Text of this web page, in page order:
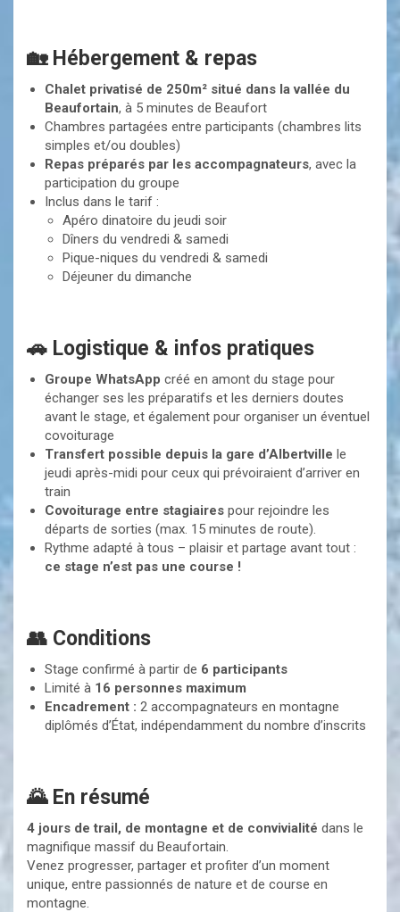
🏡 Hébergement & repas
Chalet privatisé de 250m² situé dans la vallée du
Beaufortain, à 5 minutes de Beaufort
Chambres partagées entre participants (chambres lits
simples et/ou doubles)
Repas préparés par les accompagnateurs, avec la
participation du groupe
Inclus dans le tarif :
Apéro dinatoire du jeudi soir
Dîners du vendredi & samedi
Pique-niques du vendredi & samedi
Déjeuner du dimanche
🚗 Logistique & infos pratiques
Groupe WhatsApp créé en amont du stage pour
échanger ses les préparatifs et les derniers doutes
avant le stage, et également pour organiser un éventuel
covoiturage
Transfert possible depuis la gare d’Albertville le
jeudi après-midi pour ceux qui prévoiraient d’arriver en
train
Covoiturage entre stagiaires pour rejoindre les
départs de sorties (max. 15 minutes de route).
Rythme adapté à tous – plaisir et partage avant tout :
ce stage n’est pas une course !
👥 Conditions
Stage confirmé à partir de 6 participants
Limité à 16 personnes maximum
Encadrement : 2 accompagnateurs en montagne
diplômés d’État, indépendamment du nombre d’inscrits
🌄 En résumé
4 jours de trail, de montagne et de convivialité dans le
magnifique massif du Beaufortain.
Venez progresser, partager et profiter d’un moment
unique, entre passionnés de nature et de course en
montagne.